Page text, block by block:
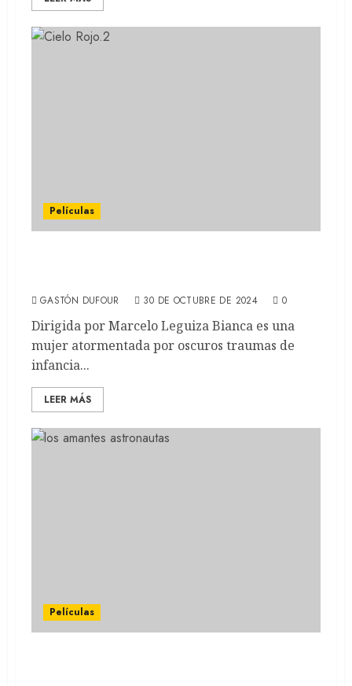
Películas
GASTÓN DUFOUR 30 DE OCTUBRE DE 2024 0
Dirigida por Marcelo Leguiza Bianca es una
mujer atormentada por oscuros traumas de
infancia...
LEER MÁS
Películas